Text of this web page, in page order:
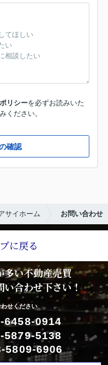
リシーを必ずお読みいた
ください。
確認
サイホーム お問い合わせ
に戻る
多い不動産売買
い合わせ下さい！
せください
6458-0914
5879-5138
5809-6906